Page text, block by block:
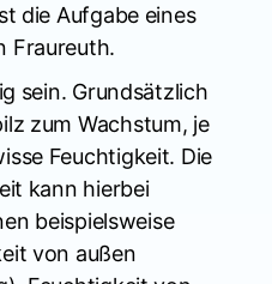
die Aufgabe eines
Fraureuth.
sein. Grundsätzlich
zum Wachstum, je
Feuchtigkeit. Die
kann hierbei
beispielsweise
von außen